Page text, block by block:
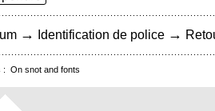
→ Identification de police →
: On snot and fonts